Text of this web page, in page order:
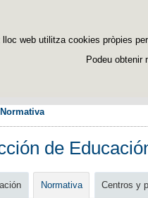
lloc web utilitza cookies pròpies
Podeu obtenir
Normativa
de
Normativa Centros y